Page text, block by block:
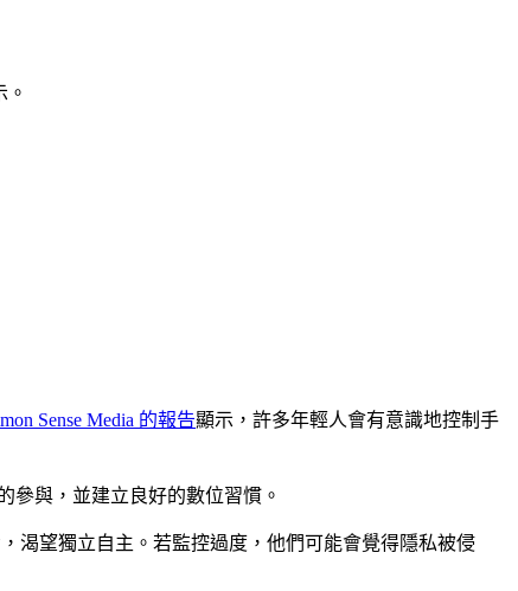
Sense Media 的報告顯示，許多年輕人會有意識地控制手
參與，並建立良好的數位習慣。
渴望獨立自主。若監控過度，他們可能會覺得隱私被侵